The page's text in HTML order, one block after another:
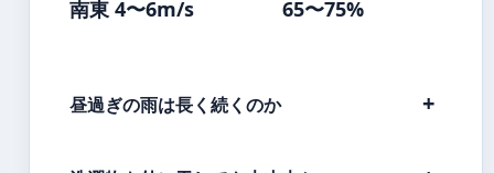
南東 4〜6m/s 65〜75%
昼過ぎの雨は長く続くのか